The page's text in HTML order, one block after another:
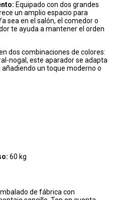
Equipado con dos grandes
un amplio espacio para
sea en el salón, el comedor o
te ayuda a mantener el orden
dos combinaciones de colores:
nogal, este aparador se adapta
un toque moderno o
60 kg
de fábrica con